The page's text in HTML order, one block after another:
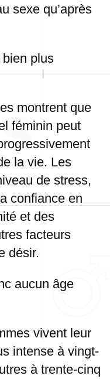
sexe qu’après
plus
montrent que
féminin peut
la vie. Les
de stress,
confiance en
et des
facteurs
désir.
aucun âge
vivent leur
intense à vingt-
à trente-cinq